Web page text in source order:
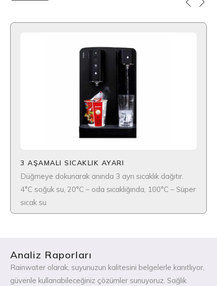
3 AŞAMALI SICAKLIK AYARI
Düğmeye dokunarak anında 3 ayrı sıcaklık dağıtır.
4°C soğuk su, 20°C – oda sıcaklığında, 100°C – Süper
sıcak su
Analiz Raporları
Rainwater olarak, suyunuzun kalitesini belgelerle kanıtlıyor,
güvenle kullanabileceğiniz çözümler sunuyoruz. Sağlık